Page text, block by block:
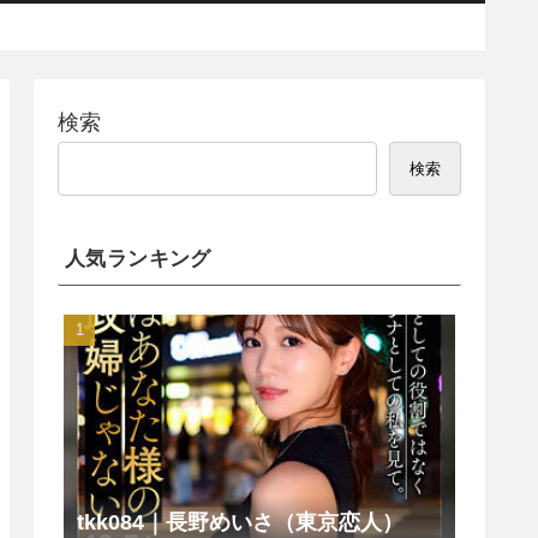
検索
検索
人気ランキング
tkk084｜長野めいさ（東京恋人）